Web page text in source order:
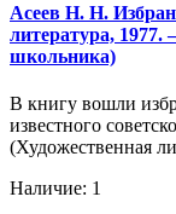
Асеев Н. Н.
литература, 1977.
школьника)
В книгу вошли
известного
(Художественная
Наличие: 1